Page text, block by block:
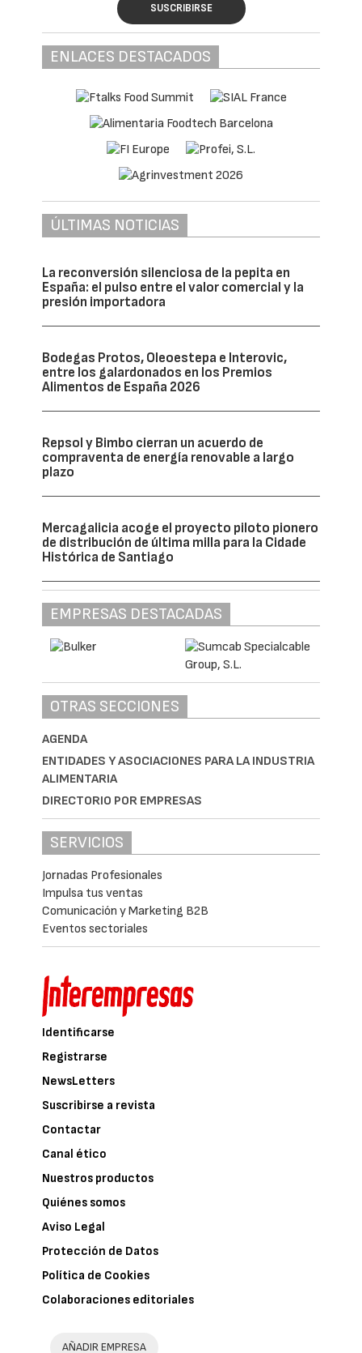
SUSCRIBIRSE
ENLACES DESTACADOS
ÚLTIMAS NOTICIAS
La reconversión silenciosa de la pepita en
España: el pulso entre el valor comercial y la
presión importadora
Bodegas Protos, Oleoestepa e Interovic,
entre los galardonados en los Premios
Alimentos de España 2026
Repsol y Bimbo cierran un acuerdo de
compraventa de energía renovable a largo
plazo
Mercagalicia acoge el proyecto piloto pionero
de distribución de última milla para la Cidade
Histórica de Santiago
EMPRESAS DESTACADAS
OTRAS SECCIONES
AGENDA
ENTIDADES Y ASOCIACIONES PARA LA INDUSTRIA
ALIMENTARIA
DIRECTORIO POR EMPRESAS
SERVICIOS
Jornadas Profesionales
Impulsa tus ventas
Comunicación y Marketing B2B
Eventos sectoriales
Identificarse
Registrarse
NewsLetters
Suscribirse a revista
Contactar
Canal ético
Nuestros productos
Quiénes somos
Aviso Legal
Protección de Datos
Política de Cookies
Colaboraciones editoriales
AÑADIR EMPRESA